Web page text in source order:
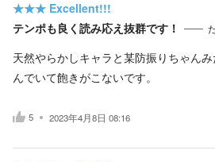
★★★ Excellent!!!
テンポも良く読み応え抜群です！
天然やらかしキャラと某防振りちゃん
んでいて飽きがこないです。
5 2023年4月8日 08:16